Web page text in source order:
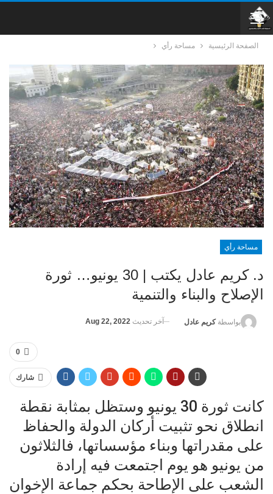
الصفحة الرئيسية مساحة رأي
مساحة رأي
د. كريم عادل يكتب | 30 يونيو… ثورة
الإصلاح والبناء والتنمية
بواسطةكريم عادل آخر تحديث Aug 22, 2022
0
شارك
كانت ثورة 30 يونيو وستظل بمثابة نقطة
انطلاق نحو تثبيت أركان الدولة والحفاظ
على مقدراتها وبناء مؤسساتها، فالثلاثون
من يونيو هو يوم اجتمعت فيه إرادة
الشعب على الإطاحة بحكم جماعة الإخوان